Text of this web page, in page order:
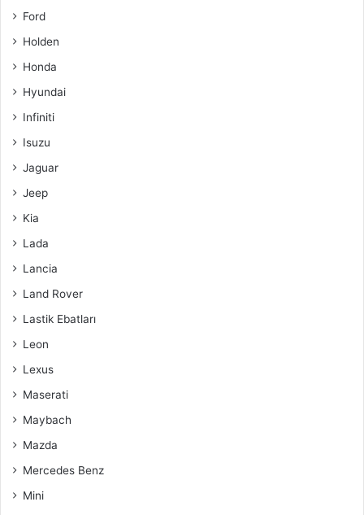
Ford
Holden
Honda
Hyundai
Infiniti
Isuzu
Jaguar
Jeep
Kia
Lada
Lancia
Land Rover
Lastik Ebatları
Leon
Lexus
Maserati
Maybach
Mazda
Mercedes Benz
Mini